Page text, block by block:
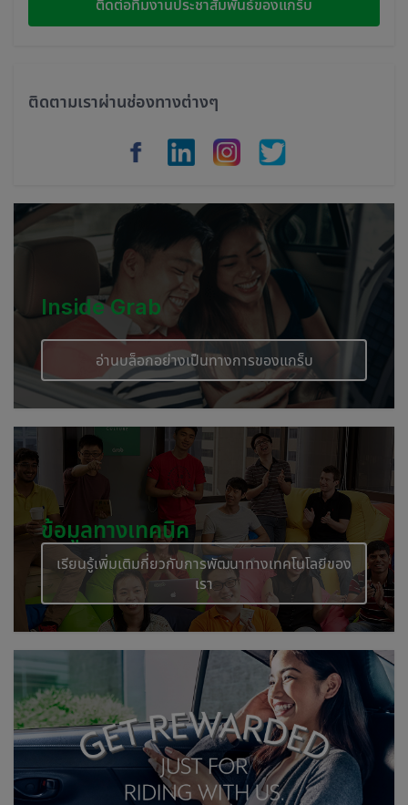
Cambodia
ติดต่อทีมงานประชาสัมพันธ์ของแกร็บ
ติดตามเราผ่านช่องทางต่างๆ
Inside Grab
อ่านบล็อกอย่างเป็นทางการของแกร็บ
ข้อมูลทางเทคนิค
เรียนรู้เพิ่มเติมกี่ยวกับการพัฒนาทางเทคโนโลยีของ
เรา